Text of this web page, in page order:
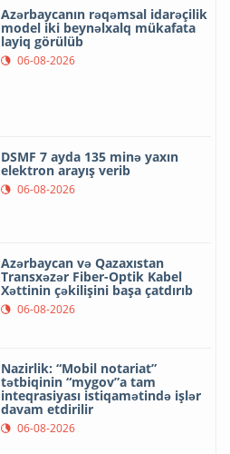
Azərbaycanın rəqəmsal idarəçilik
model iki beynəlxalq mükafata
layiq görülüb
06-08-2026
DSMF 7 ayda 135 minə yaxın
elektron arayış verib
06-08-2026
Azərbaycan və Qazaxıstan
Transxəzər Fiber-Optik Kabel
Xəttinin çəkilişini başa çatdırıb
06-08-2026
Nazirlik: “Mobil notariat”
tətbiqinin “mygov”a tam
inteqrasiyası istiqamətində işlər
davam etdirilir
06-08-2026